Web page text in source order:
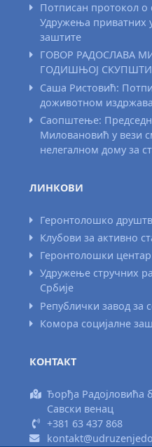
Потписан протокол
Удружења приватних
заштите
ГОВОР РАДОСЛАВА
ГОДИШЊОЈ
Саша Ристовић:
доживотном
Саопштење:
Миловановић у вези
нелегалном дому за
ЛИНКОВИ
Геронтолошко
Клубови за активно
Геронтолошки
Удружење стручних
Србије
Републички завод за
Комора социјалне
КОНТАКТ
Ђорђа Радојловића
Савски венац
+381 63 437 868